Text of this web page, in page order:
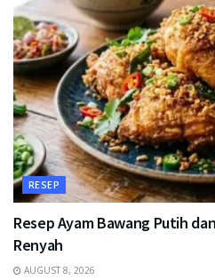
RESEP
Resep Ayam Bawang Putih
Renyah
AUGUST 8, 2026